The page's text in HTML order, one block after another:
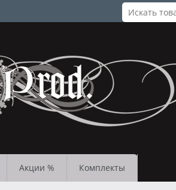
Акции % Комплекты